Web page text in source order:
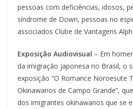
pessoas com deficiências, idosos,
síndrome de Down, pessoas no
associados Clube de Vantagens
Exposição Audiovisual – Em
da imigração japonesa no Brasil, o
exposição “O Romance Noroesute
Okinawanos de Campo Grande”,
dos imigrantes okinawanos que se